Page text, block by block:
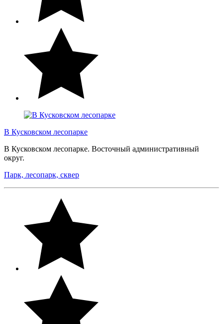
В Кусковском лесопарке
В Кусковском лесопарке. Восточный административный
округ.
Парк, лесопарк, сквер